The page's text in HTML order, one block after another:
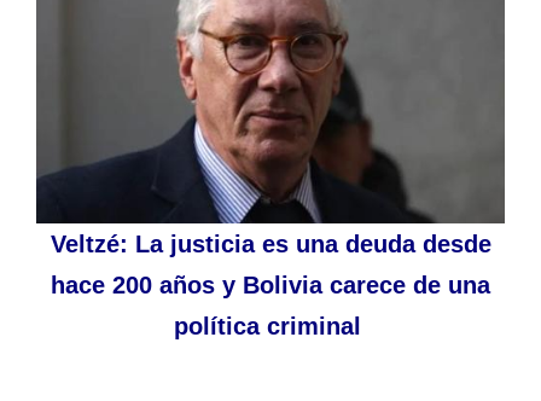
Veltzé: La justicia es una deuda desde
hace 200 años y Bolivia carece de una
política criminal